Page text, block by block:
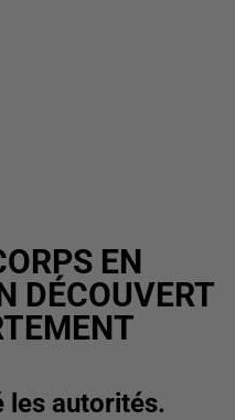
EN
DÉCOUVERT
les autorités.